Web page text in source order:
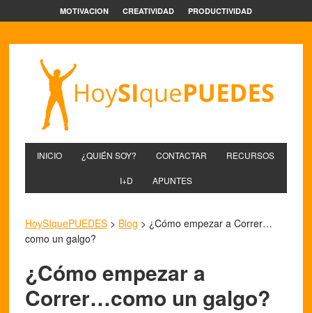
MOTIVACION CREATIVIDAD PRODUCTIVIDAD
INICIO ¿QUIÉN SOY? CONTACTAR RECURSOS
I+D APUNTES
HoySIquePUEDES> Blog > ¿Cómo empezar a Correr…
como un galgo?
¿Cómo empezar a
Correr…como un galgo?